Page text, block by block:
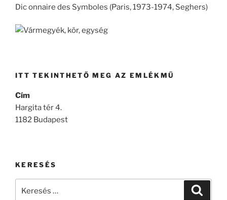
Dic onnaire des Symboles (Paris, 1973-1974, Seghers)
ITT TEKINTHETŐ MEG AZ EMLÉKMŰ
Cím
Hargita tér 4.
1182 Budapest
KERESÉS